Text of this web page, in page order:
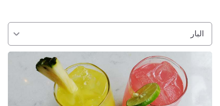
البار
راجع التفاصيل